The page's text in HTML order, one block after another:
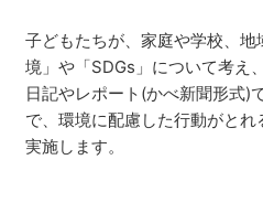
子どもたちが、家庭や学校、
境」や「SDGs」について考え
日記やレポート(かべ新聞形式)
で、環境に配慮した行動がと
実施します。